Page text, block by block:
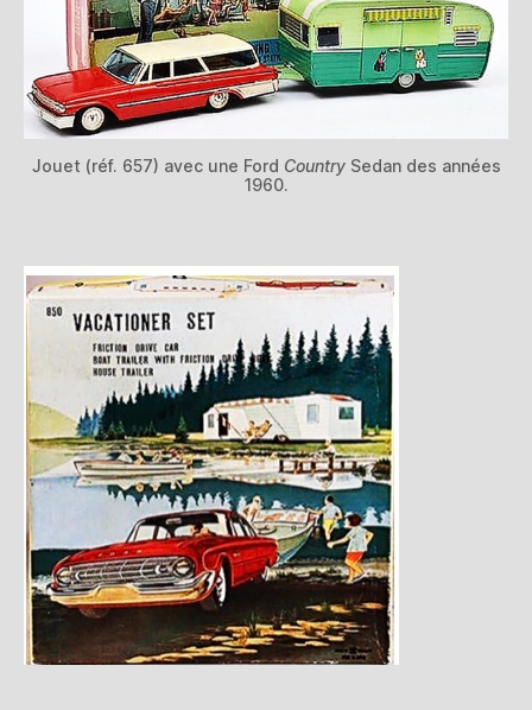
Jouet (réf. 657) avec une Ford CountrySedan des années
1960.